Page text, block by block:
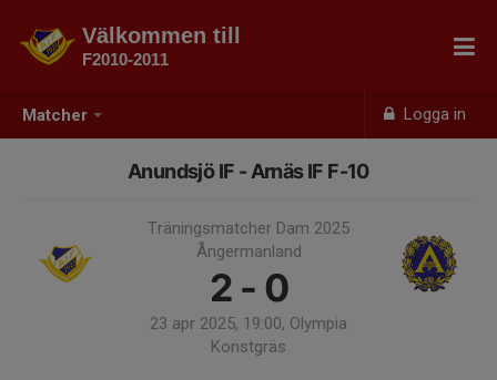
Matcher Logga in
Välkommen till
F2010-2011
Anundsjö IF - Arnäs IF F-10
Träningsmatcher Dam 2025
Ångermanland
2 - 0
23 apr 2025, 19:00, Olympia
Konstgräs